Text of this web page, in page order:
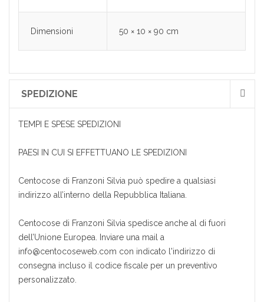
Dimensioni 50 × 10 × 90 cm
SPEDIZIONE
TEMPI E SPESE SPEDIZIONI
PAESI IN CUI SI EFFETTUANO LE SPEDIZIONI
Centocose di Franzoni Silvia può spedire a qualsiasi
indirizzo all’interno della Repubblica Italiana.
Centocose di Franzoni Silvia spedisce anche al di fuori
dell’Unione Europea. Inviare una mail a
info@centocoseweb.com con indicato l'indirizzo di
consegna incluso il codice fiscale per un preventivo
personalizzato.